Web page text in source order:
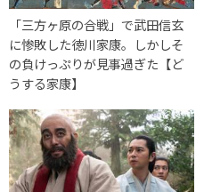
「三方ヶ原の合戦」で武田信玄
に惨敗した徳川家康。しかしそ
の負けっぷりが見事過ぎた【ど
うする家康】